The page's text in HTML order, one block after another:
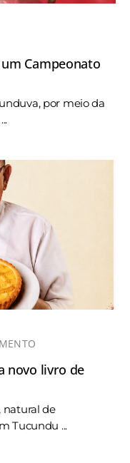
Campeonato
por meio da
novo livro de
natural de
Tucundu ...